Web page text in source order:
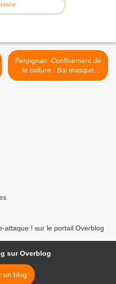
Perpignan :Confinement de
la culture : Bal masqué
coloré, absurde et cynique!
attaque ! sur le portail Overblog
sur Overblog
un blog